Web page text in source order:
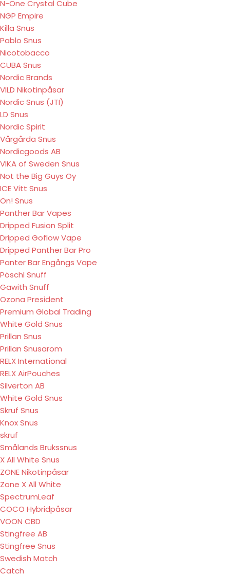
N-One Crystal Cube
NGP Empire
Killa Snus
Pablo Snus
Nicotobacco
CUBA Snus
Nordic Brands
VILD Nikotinpåsar
Nordic Snus (JTI)
LD Snus
Nordic Spirit
Vårgårda Snus
Nordicgoods AB
VIKA of Sweden Snus
Not the Big Guys Oy
ICE Vitt Snus
On! Snus
Panther Bar Vapes
Dripped Fusion Split
Dripped Goflow Vape
Dripped Panther Bar Pro
Panter Bar Engångs Vape
Pöschl Snuff
Gawith Snuff
Ozona President
Premium Global Trading
White Gold Snus
Prillan Snus
Prillan Snusarom
RELX International
RELX AirPouches
Silverton AB
White Gold Snus
Skruf Snus
Knox Snus
skruf
Smålands Brukssnus
X All White Snus
ZONE Nikotinpåsar
Zone X All White
SpectrumLeaf
COCO Hybridpåsar
VOON CBD
Stingfree AB
Stingfree Snus
Swedish Match
Catch